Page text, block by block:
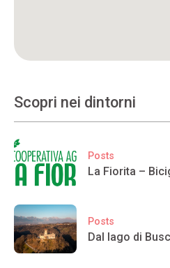
Scopri nei dintorni
Posts
La Fiorita –
Posts
Dal lago di